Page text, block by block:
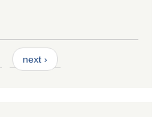
next ›